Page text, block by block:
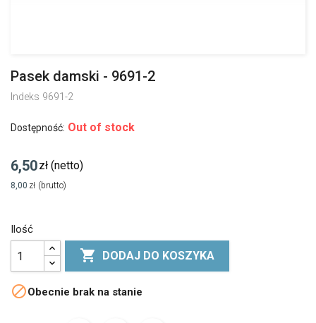
Pasek damski - 9691-2
Indeks 9691-2
Dostępność: Out of stock
6,50zł (netto)
8,00 zł (brutto)
Ilość
 DODAJ DO KOSZYKA
Obecnie brak na stanie